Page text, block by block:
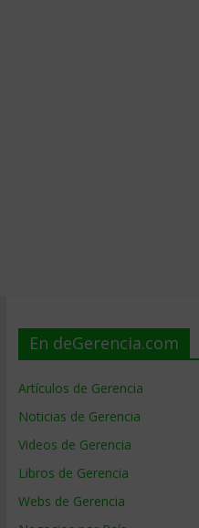
En deGerencia.com
Artículos de Gerencia
Noticias de Gerencia
Videos de Gerencia
Libros de Gerencia
Webs de Gerencia